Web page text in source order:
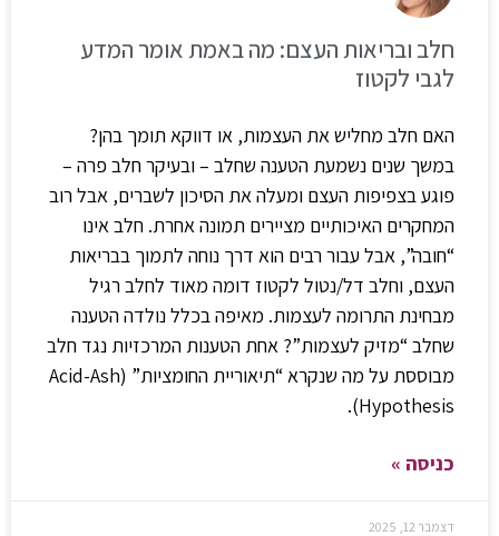
חלב ובריאות העצם: מה באמת אומר המדע
לגבי לקטוז
האם חלב מחליש את העצמות, או דווקא תומך בהן?
במשך שנים נשמעת הטענה שחלב – ובעיקר חלב פרה –
פוגע בצפיפות העצם ומעלה את הסיכון לשברים, אבל רוב
המחקרים האיכותיים מציירים תמונה אחרת. חלב אינו
“חובה”, אבל עבור רבים הוא דרך נוחה לתמוך בבריאות
העצם, וחלב דל/נטול לקטוז דומה מאוד לחלב רגיל
מבחינת התרומה לעצמות. מאיפה בכלל נולדה הטענה
שחלב “מזיק לעצמות”? אחת הטענות המרכזיות נגד חלב
מבוססת על מה שנקרא “תיאוריית החומציות” (Acid-Ash
Hypothesis).
כניסה »
דצמבר 12, 2025